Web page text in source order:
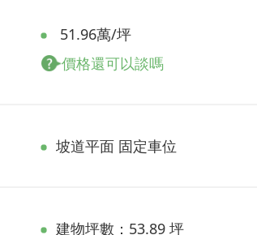
51.96萬/坪
價格還可以談嗎
坡道平面 固定車位
建物坪數：53.89 坪